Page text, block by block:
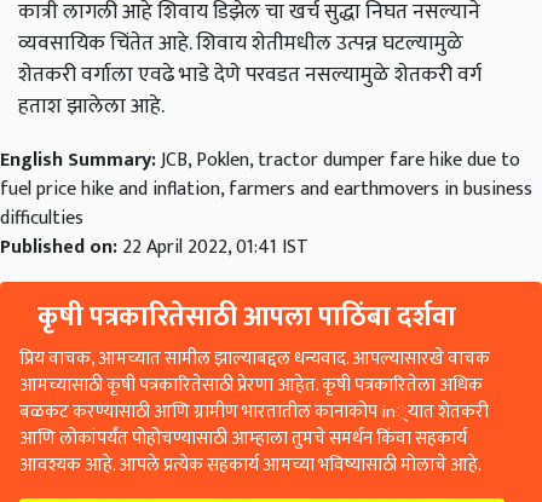
कात्री लागली आहे शिवाय डिझेल चा खर्च सुद्धा निघत नसल्याने
व्यवसायिक चिंतेत आहे. शिवाय शेतीमधील उत्पन्न घटल्यामुळे
शेतकरी वर्गाला एवढे भाडे देणे परवडत नसल्यामुळे शेतकरी वर्ग
हताश झालेला आहे.
English Summary:JCB, Poklen, tractor dumper fare hike due to
fuel price hike and inflation, farmers and earthmovers in business
difficulties
Published on:22 April 2022, 01:41 IST
कृषी पत्रकारितेसाठी आपला पाठिंबा दर्शवा
प्रिय वाचक, आमच्यात सामील झाल्याबद्दल धन्यवाद. आपल्यासारखे वाचक
आमच्यासाठी कृषी पत्रकारितेसाठी प्रेरणा आहेत. कृषी पत्रकारितेला अधिक
बळकट करण्यासाठी आणि ग्रामीण भारतातील कानाकोप in्यात शेतकरी
आणि लोकांपर्यंत पोहोचण्यासाठी आम्हाला तुमचे समर्थन किंवा सहकार्य
आवश्यक आहे. आपले प्रत्येक सहकार्य आमच्या भविष्यासाठी मोलाचे आहे.